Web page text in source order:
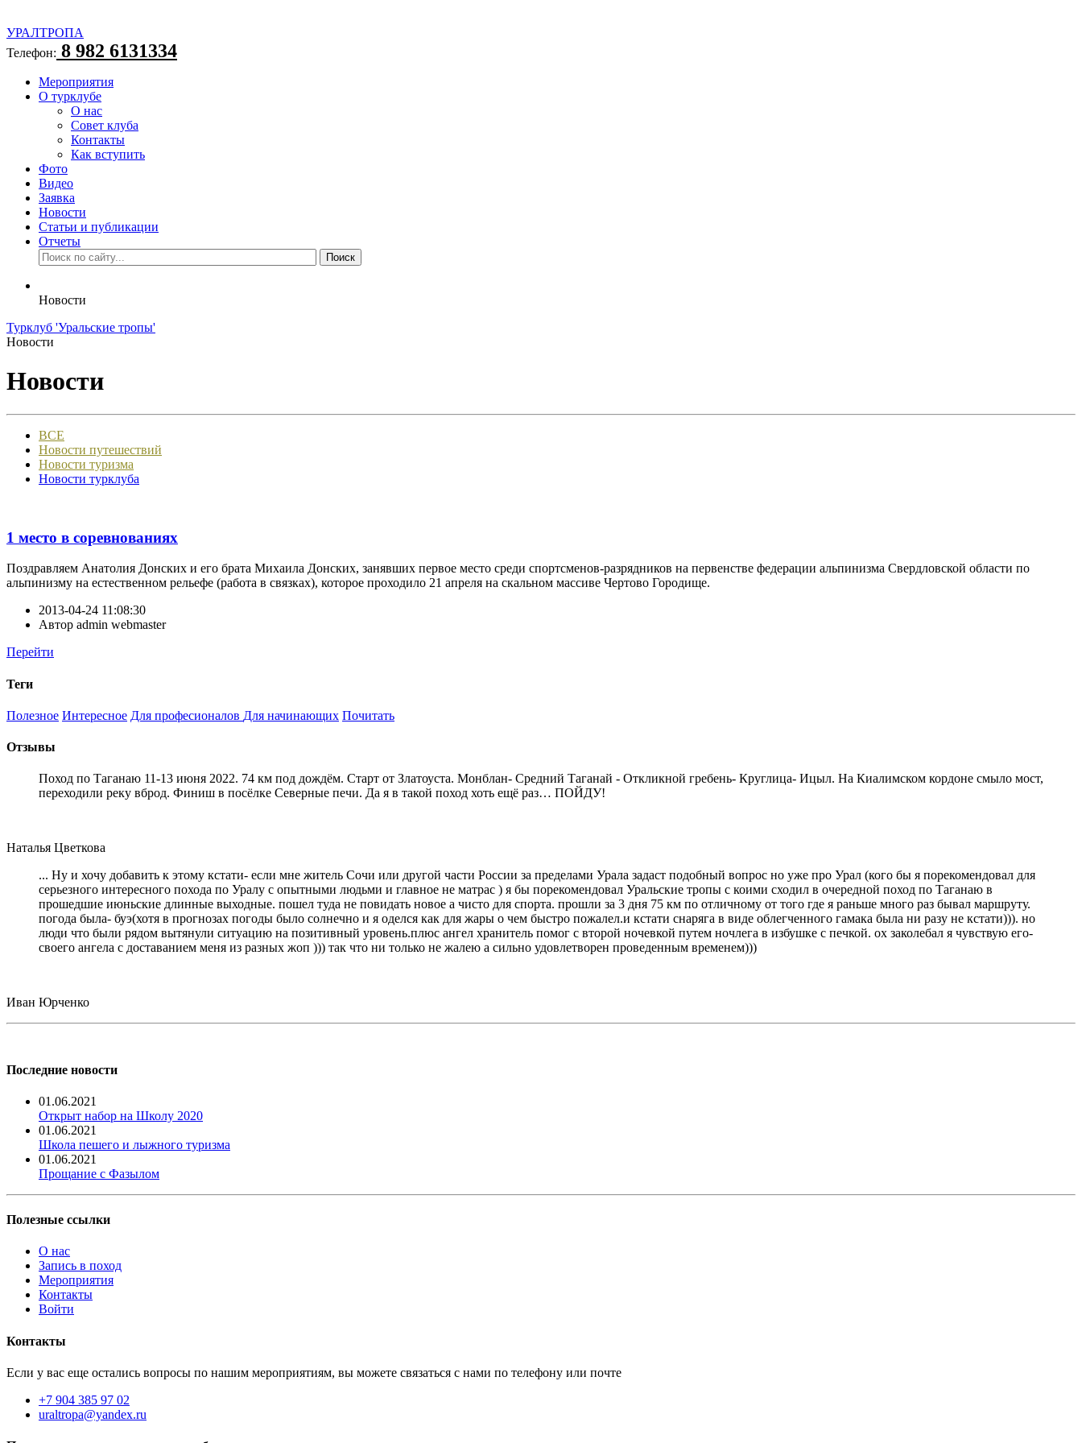
УРАЛТРОПА
Телефон: 8 982 6131334
Мероприятия
О турклубе
О нас
Совет клуба
Контакты
Как вступить
Фото
Видео
Заявка
Новости
Статьи и публикации
Отчеты
Новости
Турклуб 'Уральские тропы'
Новости
Новости
ВСЕ
Новости путешествий
Новости туризма
Новости турклуба
1 место в соревнованиях
Поздравляем Анатолия Донских и его брата Михаила Донских, занявших первое место среди спортсменов-разрядников на первенстве федерации альпинизма Свердловской области по
альпинизму на естественном рельефе (работа в связках), которое проходило 21 апреля на скальном массиве Чертово Городище.
2013-04-24 11:08:30
Автор admin webmaster
Перейти
Теги
Полезное Интересное Для професионалов Для начинающих Почитать
Отзывы
Поход по Таганаю 11-13 июня 2022. 74 км под дождём. Старт от Златоуста. Монблан- Средний Таганай - Откликной гребень- Круглица- Ицыл. На Киалимском кордоне смыло мост,
переходили реку вброд. Финиш в посёлке Северные печи. Да я в такой поход хоть ещё раз… ПОЙДУ!
Наталья Цветкова
... Ну и хочу добавить к этому кстати- если мне житель Сочи или другой части России за пределами Урала задаст подобный вопрос но уже про Урал (кого бы я порекомендовал для
серьезного интересного похода по Уралу с опытными людьми и главное не матрас ) я бы порекомендовал Уральские тропы с коими сходил в очередной поход по Таганаю в
прошедшие июньские длинные выходные. пошел туда не повидать новое а чисто для спорта. прошли за 3 дня 75 км по отличному от того где я раньше много раз бывал маршруту.
погода была- буэ(хотя в прогнозах погоды было солнечно и я оделся как для жары о чем быстро пожалел.и кстати снаряга в виде облегченного гамака была ни разу не кстати))). но
люди что были рядом вытянули ситуацию на позитивный уровень.плюс ангел хранитель помог с второй ночевкой путем ночлега в избушке с печкой. ох заколебал я чувствую его-
своего ангела с доставанием меня из разных жоп ))) так что ни только не жалею а сильно удовлетворен проведенным временем)))
Иван Юрченко
Последние новости
01.06.2021
Открыт набор на Школу 2020
01.06.2021
Школа пешего и лыжного туризма
01.06.2021
Прощание с Фазылом
Полезные ссылки
О нас
Запись в поход
Мероприятия
Контакты
Войти
Контакты
Если у вас еще остались вопросы по нашим мероприятиям, вы можете связаться с нами по телефону или почте
+7 904 385 97 02
uraltropa@yandex.ru